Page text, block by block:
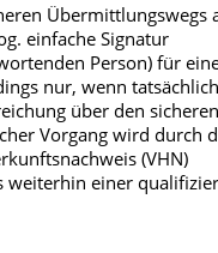
Übermittlungswegs
einfache Signatur
Person) für
nur, wenn
über den
Vorgang wird durch
(VHN)
weiterhin einer